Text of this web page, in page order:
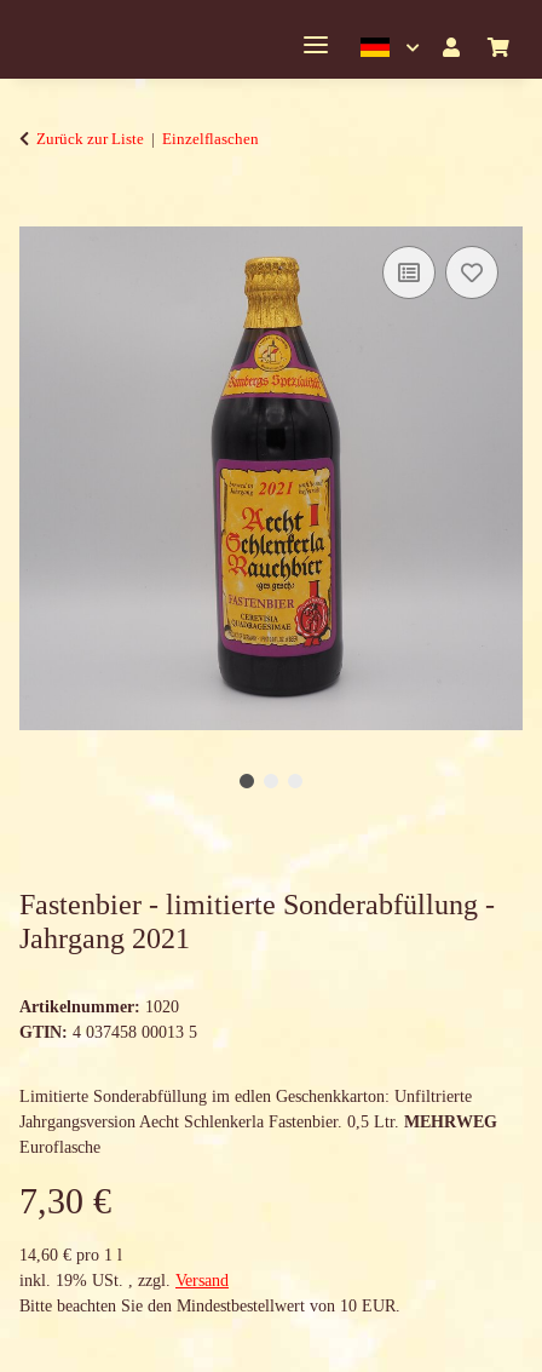
Zurück zur Liste Einzelflaschen
Fastenbier - limitierte Sonderabfüllung -
Jahrgang 2021
Artikelnummer: 1020
GTIN: 4 037458 00013 5
Limitierte Sonderabfüllung im edlen Geschenkkarton: Unfiltrierte
Jahrgangsversion Aecht Schlenkerla Fastenbier. 0,5 Ltr. MEHRWEG
Euroflasche
7,30 €
14,60 € pro 1 l
inkl. 19% USt. , zzgl. Versand
Bitte beachten Sie den Mindestbestellwert von 10 EUR.